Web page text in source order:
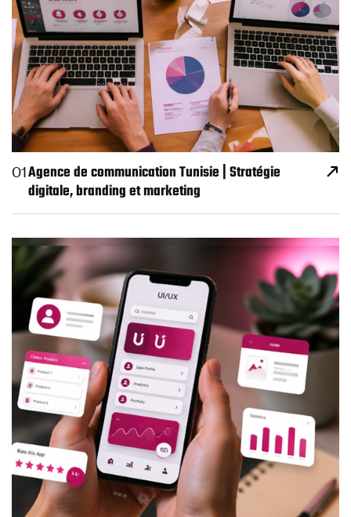
01Agence de communication Tunisie | Stratégie
digitale, branding et marketing